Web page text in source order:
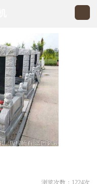
浏览次数： 1224次